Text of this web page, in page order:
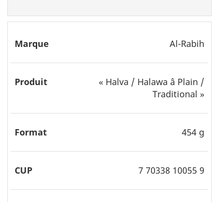
Al-Rabih
« Halva / Halawa â Plain /
Traditional »
454 g
7 70338 10055 9